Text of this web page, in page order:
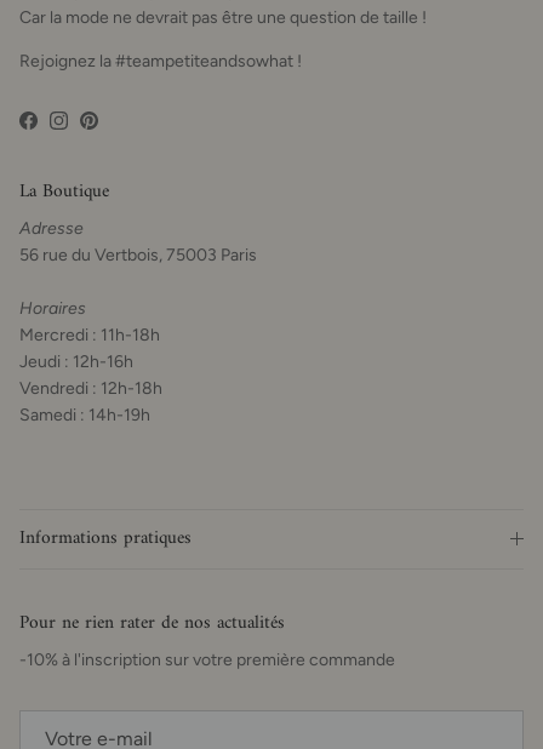
Car la mode ne devrait pas être une question de taille !
Rejoignez la #teampetiteandsowhat !
Facebook
Instagram
Pinterest
La Boutique
Adresse
56 rue du Vertbois, 75003 Paris
Horaires
Mercredi : 11h-18h
Jeudi : 12h-16h
Vendredi : 12h-18h
Samedi : 14h-19h
Informations pratiques
Pour ne rien rater de nos actualités
-10% à l'inscription sur votre première commande